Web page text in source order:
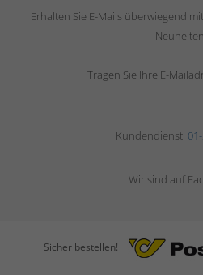
Erhalten Sie E-Mails überwiegend
Tragen Sie Ihre E-
Kundendienst:
Wir sind auf
Sicher bestellen!